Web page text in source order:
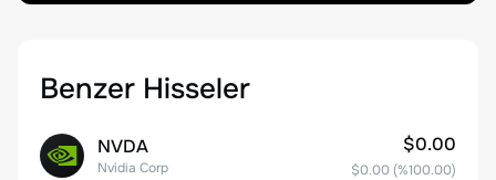
Benzer Hisseler
NVDA
Nvidia Corp
$0.00
$0.00 (%100.00)